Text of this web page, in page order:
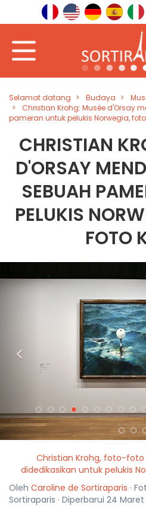
Selamat datang Budaya
Christian Krohg: Musée d'Orsay
pameran untuk pelukis Norwegia,
CHRISTIAN
D'ORSAY
SEBUAH
PELUKIS
FOTO
<
Christian Krohg, foto-
didedikasikan untuk pelukis
Oleh Caroline de Sortiraparis ·
Sortiraparis · Diperbarui 24 Maret